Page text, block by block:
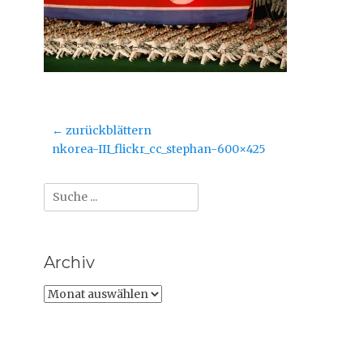
Beitragsnavigation
← zurückblättern
Vorheriger
nkorea-III_flickr_cc_stephan-600×425
Suche
nach:
Archiv
Archiv